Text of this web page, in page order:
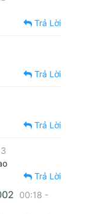
Trả Lời
Trả Lời
Trả Lời
Trả Lời
00:18 -